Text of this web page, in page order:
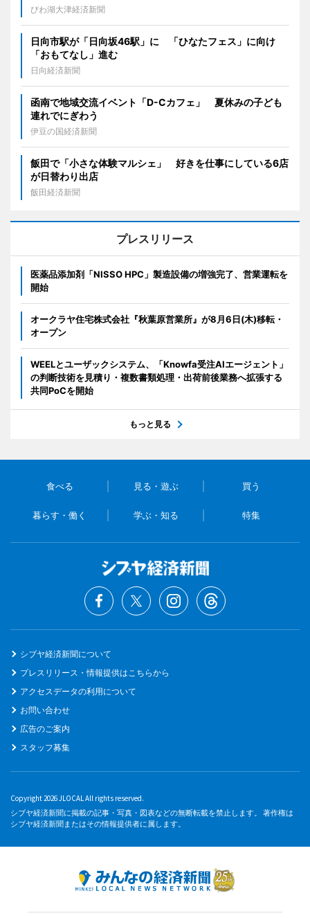
びわ湖大津経済新聞
日向市駅が「日向坂46駅」に 「ひなたフェス」に向け
「おもてなし」進む
日向経済新聞
函南で地域交流イベント「D-Cカフェ」 夏休みの子ども
連れでにぎわう
伊豆の国経済新聞
飯田で「小さな体験マルシェ」 好きを仕事にしている6店
が日替わり出店
飯田経済新聞
プレスリリース
医薬品添加剤「NISSO HPC」製造設備の増強完了、営業運転を
開始
オークラヤ住宅株式会社『秋葉原営業所』が8月6日(木)移転・
オープン
WEELとユーザックシステム、「Knowfa受注AIエージェント」
の判断技術を見積り・複数書類処理・出荷前後業務へ拡張する
共同PoCを開始
もっと見る
食べる 見る・遊ぶ 買う
暮らす・働く 学ぶ・知る 特集
シブヤ経済新聞について
プレスリリース・情報提供はこちらから
アクセスデータの利用について
お問い合わせ
広告のご案内
スタッフ募集
Copyright 2026 JLOCAL All rights reserved.
シブヤ経済新聞に掲載の記事・写真・図表などの無断転載を禁止します。 著作権は
シブヤ経済新聞またはその情報提供者に属します。